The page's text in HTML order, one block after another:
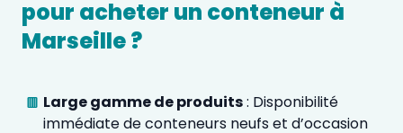
Marseille ?
Large gamme de produits: Disponibilité
immédiate de conteneurs neufs et d’occasion